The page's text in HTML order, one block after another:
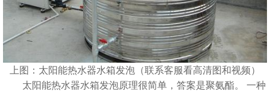
上图：太阳能热水器水箱发泡（联系客服看高清图和视频）
太阳能热水器水箱发泡原理很简单，答案是聚氨酯。 一种